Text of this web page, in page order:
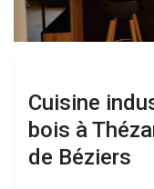
Cuisine
bois à
de Béziers